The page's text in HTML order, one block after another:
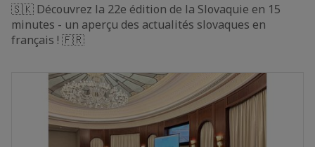
🇸🇰 Découvrez la 22e édition de la Slovaquie en 15
minutes - un aperçu des actualités slovaques en
français ! 🇫🇷